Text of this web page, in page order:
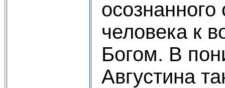
человека к
Богом. В
Августина